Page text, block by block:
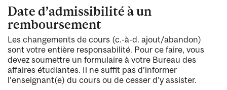
Date d’admissibilité à un
remboursement
Les changements de cours (c.-à-d. ajout/abandon)
sont votre entière responsabilité. Pour ce faire, vous
devez soumettre un formulaire à votre Bureau des
affaires étudiantes. Il ne suffit pas d’informer
l’enseignant(e) du cours ou de cesser d’y assister.